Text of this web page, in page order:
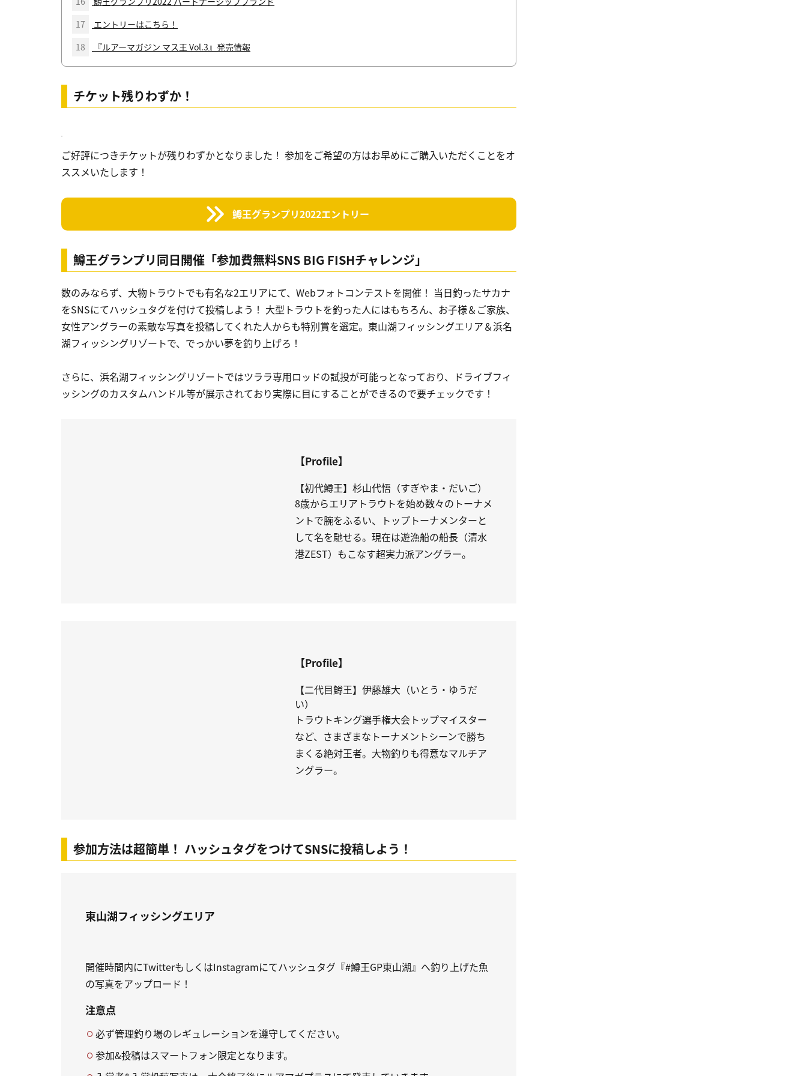
17
エントリーはこちら！
18
『ルアーマガジン マス王 Vol.3』発売情報
チケット残りわずか！
ご好評につきチケットが残りわずかとなりました！ 参加をご希望の方はお早めにご購入いただくことをオ
ススメいたします！
鱒王グランプリ2022エントリー
鱒王グランプリ同日開催「参加費無料SNS BIG FISHチャレンジ」
数のみならず、大物トラウトでも有名な2エリアにて、Webフォトコンテストを開催！ 当日釣ったサカナ
をSNSにてハッシュタグを付けて投稿しよう！ 大型トラウトを釣った人にはもちろん、お子様＆ご家族、
女性アングラーの素敵な写真を投稿してくれた人からも特別賞を選定。東山湖フィッシングエリア＆浜名
湖フィッシングリゾートで、でっかい夢を釣り上げろ！
さらに、浜名湖フィッシングリゾートではツララ専用ロッドの試投が可能っとなっており、ドライブフィ
ッシングのカスタムハンドル等が展示されており実際に目にすることができるので要チェックです！
【Profile】
【初代鱒王】杉山代悟（すぎやま・だいご）
8歳からエリアトラウトを始め数々のトーナメ
ントで腕をふるい、トップトーナメンターと
して名を馳せる。現在は遊漁船の船長（清水
港ZEST）もこなす超実力派アングラー。
【Profile】
【二代目鱒王】伊藤雄大（いとう・ゆうだ
い）
トラウトキング選手権大会トップマイスター
など、さまざまなトーナメントシーンで勝ち
まくる絶対王者。大物釣りも得意なマルチア
ングラー。
参加方法は超簡単！ ハッシュタグをつけてSNSに投稿しよう！
東山湖フィッシングエリア
開催時間内にTwitterもしくはInstagramにてハッシュタグ『#鱒王GP東山湖』へ釣り上げた魚
の写真をアップロード！
注意点
必ず管理釣り場のレギュレーションを遵守してください。
参加&投稿はスマートフォン限定となります。